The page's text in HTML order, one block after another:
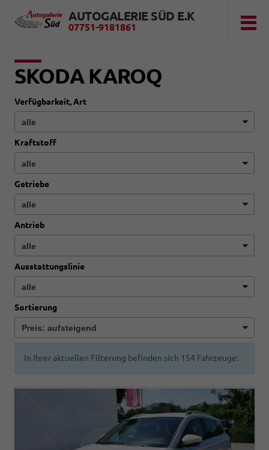
AUTOGALERIE SÜD E.K
07751-9181861
SKODA KAROQ
Verfügbarkeit, Art
Kraftstoff
Getriebe
Antrieb
Ausstattungslinie
Sortierung
In Ihrer aktuellen Filterung befinden sich 154 Fahrzeuge: